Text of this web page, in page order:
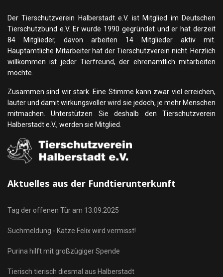
Der Tierschutzverein Halberstadt e.V. ist Mitglied im Deutschen
Tierschutzbund e.V. Er wurde 1990 gegründet und er hat derzeit
84 Mitglieder, davon arbeiten 14 Mitglieder aktiv mit.
Hauptamtliche Mitarbeiter hat der Tierschutzverein nicht. Herzlich
willkommen ist jeder Tierfreund, der ehrenamtlich mitarbeiten
möchte.
Zusammen sind wir stark. Eine Stimme kann zwar viel erreichen,
lauter und damit wirkungsvoller wird sie jedoch, je mehr Menschen
mitmachen. Unterstützen Sie deshalb den Tierschutzverein
Halberstadt e.V., werden sie Mitglied.
Aktuelles aus der Fundtierunterkunft
Tag der offenen Tür am 13.09.2025
Suchmeldung - Katze Felix wird vermisst!
Purina hilft mit großzügiger Spende
Tierisch tierisch diesmal aus Halberstadt